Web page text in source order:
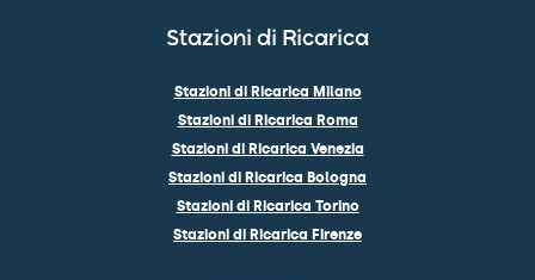
Stazioni di Ricarica
Stazioni di Ricarica Milano
Stazioni di Ricarica Roma
Stazioni di Ricarica Venezia
Stazioni di Ricarica Bologna
Stazioni di Ricarica Torino
Stazioni di Ricarica Firenze